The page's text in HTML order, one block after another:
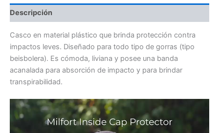
Descripción
Casco en material plástico que brinda protección contra
impactos leves. Diseñado para todo tipo de gorras (tipo
beisbolera). Es cómoda, liviana y posee una banda
acanalada para absorción de impacto y para brindar
transpirabilidad.
Reproductor
Video